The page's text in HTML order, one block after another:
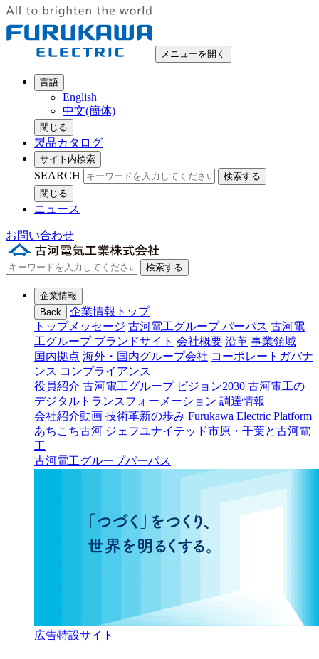
メニューを開く
言語
English
中文(簡体)
閉じる
製品カタログ
サイト内検索
SEARCH
検索する
閉じる
ニュース
お問い合わせ
検索する
企業情報
Back
企業情報トップ
トップメッセージ 古河電工グループ パーパス 古河電
工グループ ブランドサイト 会社概要 沿革 事業領域
国内拠点 海外・国内グループ会社 コーポレートガバナ
ンス コンプライアンス
役員紹介 古河電工グループ ビジョン2030 古河電工の
デジタルトランスフォーメーション 調達情報
会社紹介動画 技術革新の歩み Furukawa Electric Platform
あちこち古河 ジェフユナイテッド市原・千葉と古河電
工
古河電工グループパーパス
広告特設サイト